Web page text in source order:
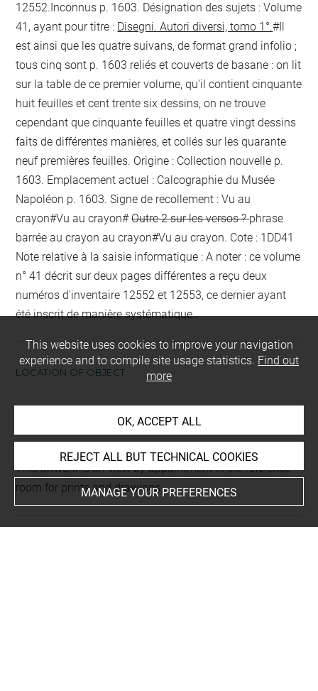
12552.Inconnus p. 1603. Désignation des sujets : Volume
41, ayant pour titre : Disegni. Autori diversi, tomo 1°.#Il
est ainsi que les quatre suivans, de format grand infolio ;
tous cinq sont p. 1603 reliés et couverts de basane : on lit
sur la table de ce premier volume, qu'il contient cinquante
huit feuilles et cent trente six dessins, on ne trouve
cependant que cinquante feuilles et quatre vingt dessins
faits de différentes manières, et collés sur les quarante
neuf premières feuilles. Origine : Collection nouvelle p.
1603. Emplacement actuel : Calcographie du Musée
Napoléon p. 1603. Signe de recollement :Vu au
crayon#Vu au crayon# Outre 2 sur les versos ? phrase
barrée au crayon au crayon#Vu au crayon. Cote : 1DD41
Note relative à la saisie informatique : A noter : ce volume
n° 41 décrit sur deux pages différentes a reçu deux
numéros d'inventaire 12552 et 12553, ce dernier ayant
été inscrit de manière systématique..
LOCATION OF OBJECT
This artwork is on view by appointment in the reference
room for prints and drawings
This website uses cookies to improve your navigation
experience and to compile site usage statistics. Find out
more
OK, ACCEPT ALL
REJECT ALL BUT TECHNICAL COOKIES
MANAGE YOUR PREFERENCES